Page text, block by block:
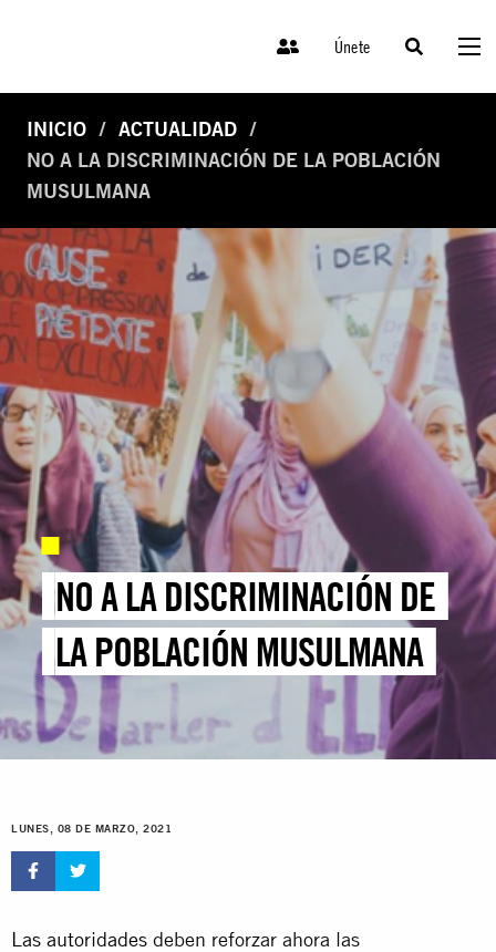
Únete
INICIO
ACTUALIDAD
NO A LA DISCRIMINACIÓN DE LA POBLACIÓN
MUSULMANA
NO A LA DISCRIMINACIÓN DE
LA POBLACIÓN MUSULMANA
LUNES, 08 DE MARZO, 2021
Las autoridades deben reforzar ahora las